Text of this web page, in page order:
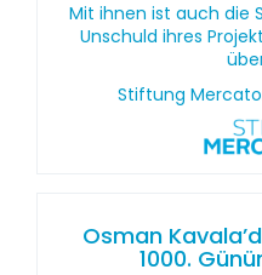
Mit ihnen ist auch die
Unschuld ihres
Stiftung
Osman
1000.